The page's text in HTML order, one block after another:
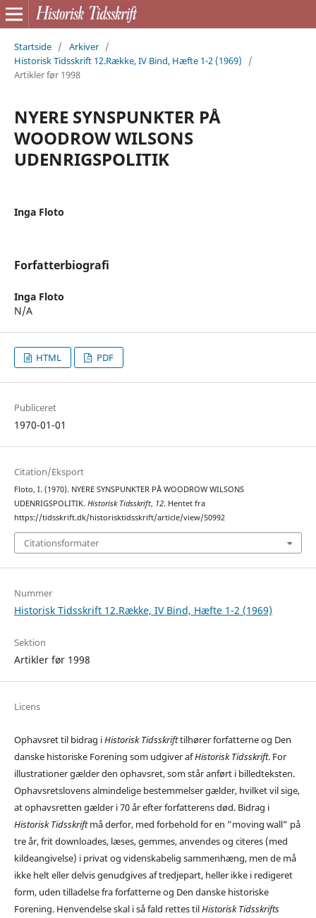
Startside / Arkiver /
Historisk Tidsskrift 12.Række, IV Bind, Hæfte 1-2 (1969)
/
Artikler før 1998
NYERE SYNSPUNKTER PÅ
WOODROW WILSONS
UDENRIGSPOLITIK
Inga Floto
Forfatterbiografi
Inga Floto
N/A
HTML PDF
Publiceret
1970-01-01
Citation/Eksport
Floto, I. (1970). NYERE SYNSPUNKTER PÅ WOODROW WILSONS
UDENRIGSPOLITIK. Historisk Tidsskrift, 12. Hentet fra
https://tidsskrift.dk/historisktidsskrift/article/view/50992
Citationsformater
Nummer
Historisk Tidsskrift 12.Række, IV Bind, Hæfte 1-2 (1969)
Sektion
Artikler før 1998
Licens
Ophavsret til bidrag iHistorisk Tidsskrifttilhører forfatterne og Den
danske historiske Forening som udgiver afHistorisk Tidsskrift. For
illustrationer gælder den ophavsret, som står anført i billedteksten.
Ophavsretslovens almindelige bestemmelser gælder, hvilket vil sige,
at ophavsretten gælder i 70 år efter forfatterens død. Bidrag i
Historisk Tidsskriftmå derfor, med forbehold for en ”moving wall” på
tre år, frit downloades, læses, gemmes, anvendes og citeres (med
kildeangivelse) i privat og videnskabelig sammenhæng, men de må
ikke helt eller delvis genudgives af tredjepart, heller ikke i redigeret
form, uden tilladelse fra forfatterne og Den danske historiske
Forening. Henvendelse skal i så fald rettes tilHistorisk Tidsskrifts